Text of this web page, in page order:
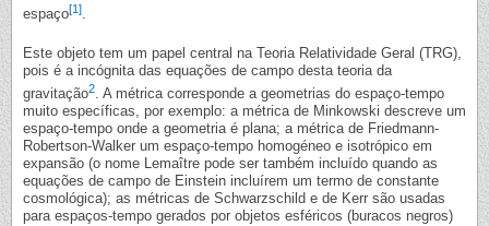
espaço[1]
Este objeto tem um papel central na Teoria Relatividade Geral (TRG),
pois é a incógnita das equações de campo desta teoria da
gravitação2. A métrica corresponde a geometrias do espaço-tempo
muito específicas, por exemplo: a métrica de Minkowski descreve um
espaço-tempo onde a geometria é plana; a métrica de Friedmann-
Robertson-Walker um espaço-tempo homogéneo e isotrópico em
expansão (o nome Lemaître pode ser também incluído quando as
equações de campo de Einstein incluírem um termo de constante
cosmológica); as métricas de Schwarzschild e de Kerr são usadas
para espaços-tempo gerados por objetos esféricos (buracos negros)